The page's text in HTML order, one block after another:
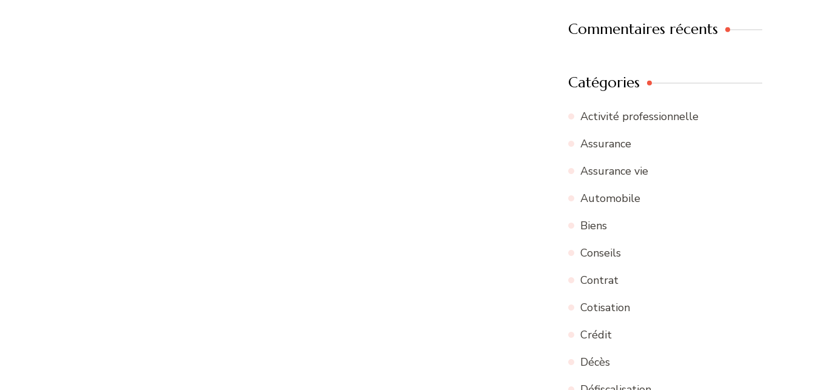
Commentaires récents
Catégories
Activité professionnelle
Assurance
Assurance vie
Automobile
Biens
Conseils
Contrat
Cotisation
Crédit
Décès